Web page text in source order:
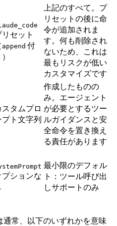
リセット
append 付
上記のすべて。プ
リセットの後に命
令が追加されま
す。何も削除され
ないため、これは
最もリスクが低い
カスタマイズです
スタムプロ
プト文字列
作成したものの
み。エージェント
が必要とするツー
ルガイダンスと安
全命令を置き換え
る責任があります
プションな
最小限のデフォル
ト：ツール呼び出
しサポートのみ
通常、以下のいずれかを意味